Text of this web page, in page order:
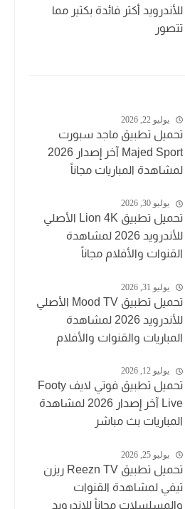
للأندرويد أكثر فائدة بكثير مما
تتصور
يوليو 22, 2026
تحميل تطبيق ماجد سبورت
Majed Sport آخر إصدار 2026
لمشاهدة المباريات مجاناً
يوليو 30, 2026
تحميل تطبيق Lion 4K الأصلي
للأندرويد 2026 لمشاهدة
القنوات والأفلام مجاناً
يوليو 31, 2026
تحميل تطبيق Mood TV الأصلي
للأندرويد 2026 لمشاهدة
المباريات والقنوات والأفلام
يوليو 12, 2026
تحميل تطبيق فوتي لايف Footy
Live آخر إصدار 2026 لمشاهدة
المباريات بث مباشر
يوليو 25, 2026
تحميل تطبيق Reezn TV ريزن
تيفي لمشاهدة القنوات
والمسلسلات مجاناً للاندرويد